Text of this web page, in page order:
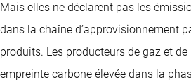
Mais elles ne déclarent pas les
dans la chaîne d’approvisionnement
produits. Les producteurs de gaz et
empreinte carbone élevée dans la